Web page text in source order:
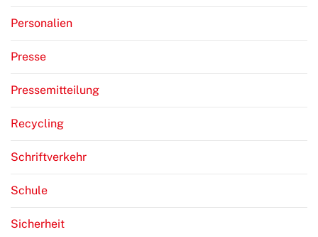
Personalien
Presse
Pressemitteilung
Recycling
Schriftverkehr
Schule
Sicherheit